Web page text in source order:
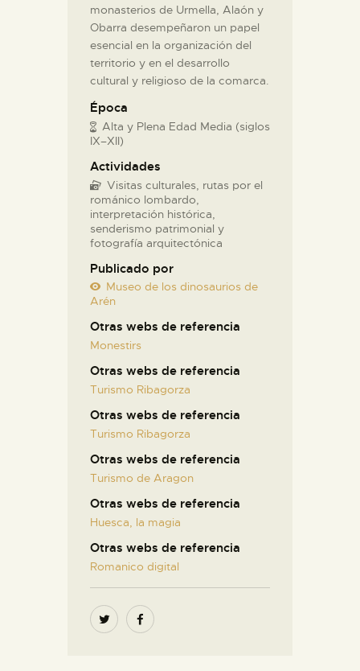
monasterios de Urmella, Alaón y
Obarra desempeñaron un papel
esencial en la organización del
territorio y en el desarrollo
cultural y religioso de la comarca.
Época
Alta y Plena Edad Media (siglos
IX–XII)
Actividades
Visitas culturales, rutas por el
románico lombardo,
interpretación histórica,
senderismo patrimonial y
fotografía arquitectónica
Publicado por
Museo de los dinosaurios de
Arén
Otras webs de referencia
Monestirs
Otras webs de referencia
Turismo Ribagorza
Otras webs de referencia
Turismo Ribagorza
Otras webs de referencia
Turismo de Aragon
Otras webs de referencia
Huesca, la magia
Otras webs de referencia
Romanico digital